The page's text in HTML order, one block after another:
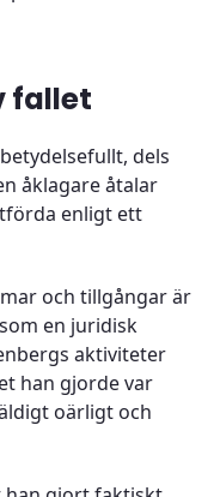
fallet
dels
åklagare åtalar
enligt ett
och tillgångar är
en juridisk
aktiviteter
han gjorde var
oärligt och